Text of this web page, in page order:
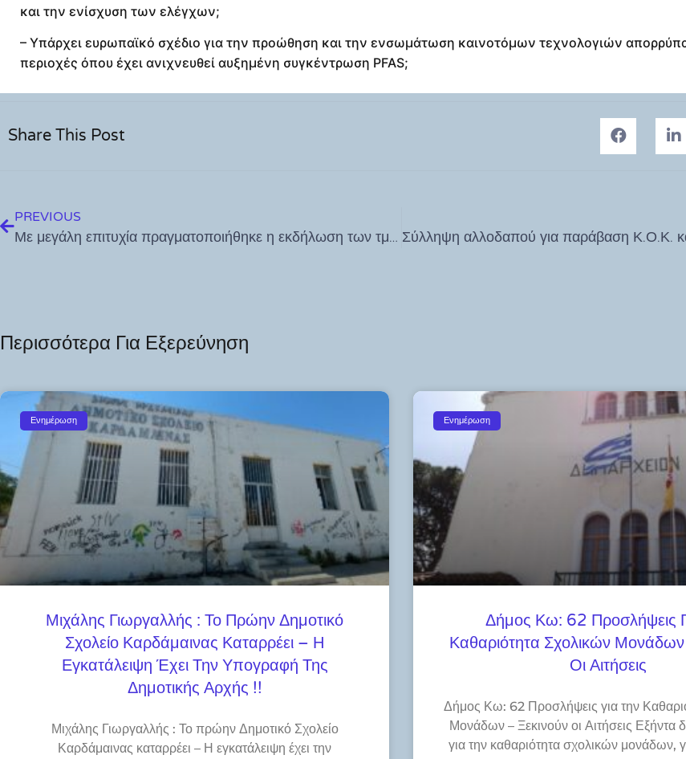
και την ενίσχυση των ελέγχων;
– Υπάρχει ευρωπαϊκό σχέδιο για την προώθηση και την ενσωμάτωση καινοτόμων τεχνολογιών
περιοχές όπου έχει ανιχνευθεί αυξημένη συγκέντρωση PFAS;
Share This Post
PREVIOUS
Με μεγάλη επιτυχία πραγματοποιήθηκε η εκδήλωση των τμημάτων AHEPA Χαλανδρίου, Χολαργού και Κω για την Πολιτική των ΗΠΑ στην Ανατολική Μεσόγειο και την Θέση της Ελλάδος στην νέα προεδρία Τραμπ
Περισσότερα Για Εξερεύνηση
Ενημέρωση
Μιχάλης Γιωργαλλής : Το Πρώην Δημοτικό
Σχολείο Καρδάμαινας Καταρρέει – Η
Εγκατάλειψη Έχει Την Υπογραφή Της
Δημοτικής Αρχής !!
Μιχάλης Γιωργαλλής : Το πρώην Δημοτικό Σχολείο
Καρδάμαινας καταρρέει – Η εγκατάλειψη έχει την
Ενημέρωση
Δήμος Κω: 62 Προσλήψεις
Καθαριότητα Σχολικών Μονάδων
Οι Αιτήσεις
Δήμος Κω: 62 Προσλήψεις για την
Μονάδων – Ξεκινούν οι Αιτήσεις Εξήντα
για την καθαριότητα σχολικών μονάδων,